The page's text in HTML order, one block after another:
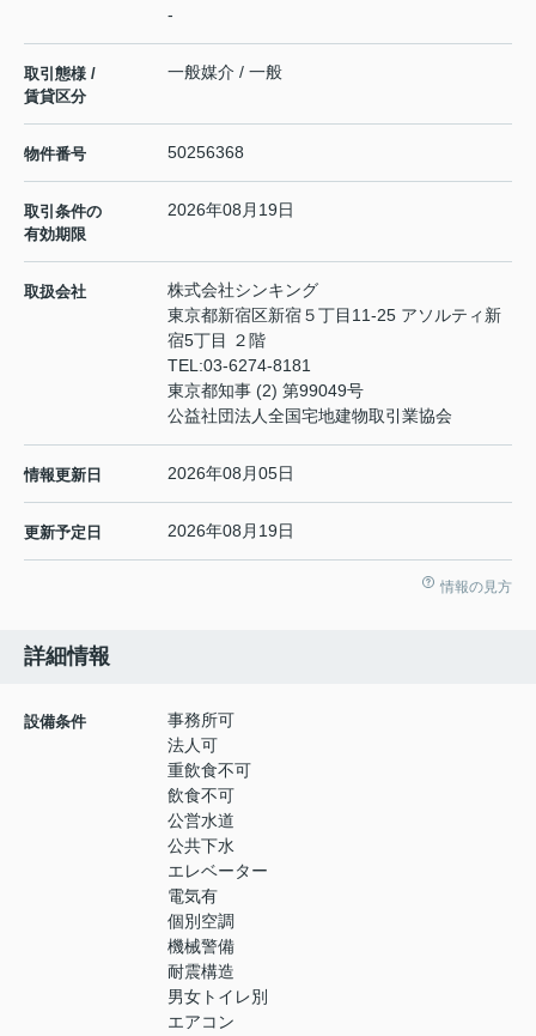
-
取引態様 /
賃貸区分
一般媒介 / 一般
物件番号 50256368
取引条件の
有効期限
2026年08月19日
取扱会社
株式会社シンキング
東京都新宿区新宿５丁目11-25 アソルティ新
宿5丁目 ２階
TEL:03-6274-8181
東京都知事 (2) 第99049号
公益社団法人全国宅地建物取引業協会
情報更新日 2026年08月05日
更新予定日 2026年08月19日
情報の見方
詳細情報
設備条件
事務所可
法人可
重飲食不可
飲食不可
公営水道
公共下水
エレベーター
電気有
個別空調
機械警備
耐震構造
男女トイレ別
エアコン